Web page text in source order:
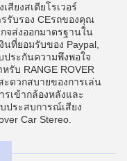
สียงสเตียโรเวอร์
รับรอง CEรถของคุณ
จส่งออกมาตรฐานใน
นที่ยอมรับของ Paypal,
ประกันความพึงพอใจ
บ RANGE ROVER
ะดวกสบายของการเล่น
รเข้ากล้องหลังและ
ประสบการณ์เสียง
Car Stereo.